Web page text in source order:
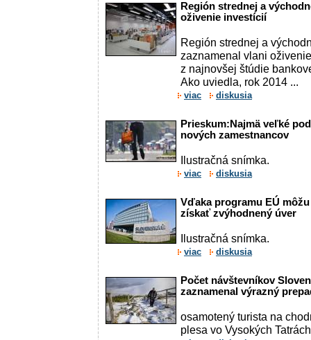
Región strednej a
oživenie investícií
Región strednej a
zaznamenal vlani
z najnovšej štúdie
Ako uviedla, rok 2014 ...
viac diskusia
Prieskum:Najmä veľké
nových zamestnancov
Ilustračná snímka.
viac diskusia
Vďaka programu EÚ
získať zvýhodnený úver
Ilustračná snímka.
viac diskusia
Počet návštevníkov
zaznamenal výrazný
osamotený turista na
plesa vo Vysokých